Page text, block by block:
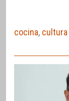
cocina,